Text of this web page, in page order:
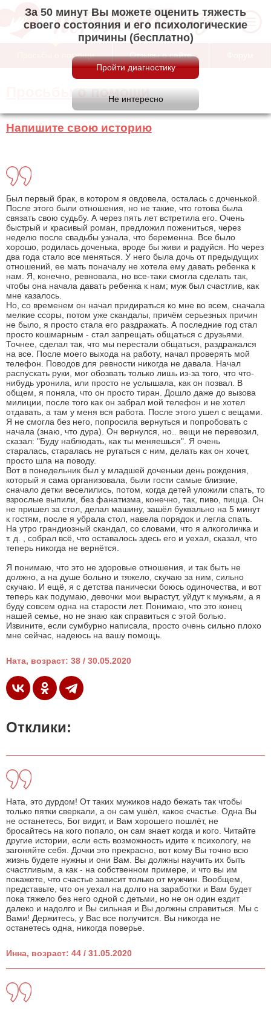
За 50 минут Вы можете оценить тяжесть
своего состояния и его психологические
причины (бесплатно)
Просьбы о помощи Отзывы о сайте
Просьбы о помощи
Напишите свою историю
Был первый брак, в котором я овдовела, осталась с доченькой.
После этого были отношения, но не такие, что готова была
связать свою судьбу. А через пять лет встретила его. Очень
быстрый и красивый роман, предложил пожениться, через
неделю после свадьбы узнала, что беременна. Все было
хорошо, родилась доченька, вроде бы живи и радуйся. Но через
два года стало все меняться. У него была дочь от предыдущих
отношений, ее мать поначалу не хотела ему давать ребенка к
нам. Я, конечно, ревновала, но все-таки смогла сделать так,
чтобы она начала давать ребенка к нам; муж был счастлив, как
мне казалось.
Но, со временем он начал придираться ко мне во всем, сначала
мелкие ссоры, потом уже скандалы, причём серьезных причин
не было, я просто стала его раздражать. А последние год стал
просто кошмарным - стал запрещать общаться с друзьями.
Точнее, сделал так, что мы перестали общаться, раздражался
на все. После моего выхода на работу, начал проверять мой
телефон. Поводов для ревности никогда не давала. Начал
распускать руки, мог обозвать только лишь из-за того, что что-
нибудь уронила, или просто не услышала, как он позвал. В
общем, я поняла, что он просто тиран. Дошло даже до вызова
милиции, после того как он забрал мой телефон и не хотел
отдавать, а там у меня вся работа. После этого ушел с вещами.
Я не смогла без него, попросила вернуться и попробовать с
начала (знаю, что дура). Он вернулся, но.. вещи не перевозил,
сказал: "Буду наблюдать, как ты меняешься". Я очень
старалась, старалась не ругаться с ним, делать как он хочет,
просто шла на поводу.
Вот в понедельник был у младшей доченьки день рождения,
который я сама организовала, были гости самые близкие,
сначало детки веселились, потом, когда детей уложили спать, то
взрослые выпили, без фанатизма, конечно, так, пиво, пицца. Он
не пришел за стол, делал машину, зашёл буквально на 5 минут
к гостям, после я убрала стол, навела порядок и легла спать.
На утро грандиозный скандал, со словами, что я алкоголичка и
т. д. , собрал всё, что оставалось здесь его и уехал, сказал, что
теперь никогда не вернётся.
Я понимаю, что это не здоровые отношения, и так быть не
должно, а на душе больно и тяжело, скучаю за ним, сильно
скучаю. И ещё, я с детства панически боюсь одиночества, и вот
теперь как подумаю, девочки мои вырастут, уйдут к мужьям, а я
буду совсем одна на старости лет. Понимаю, что это конец
нашей семье, но не знаю как справиться с этой болью.
Извините, если сумбурно написала, просто очень сильно плохо
мне сейчас, надеюсь на вашу помощь.
Ната, возраст: 38 / 30.05.2020
Отклики:
Ната, это дурдом! От таких мужиков надо бежать так чтобы
только пятки сверкали, а он сам ушёл, какое счастье. Одна Вы
не останетесь, Бог видит, и Вам хорошего пошлёт, не
бросайтесь на кого попало, он сам знает когда и кого. Читайте
другие истории, если есть возможность идите к психологу, не
загоняйте себя. Дочки это прекрасно, вот кому Вы точно всю
жизнь будете нужны и они Вам. Вы должны научить их быть
счастливым, а как - на собственном примере, и что вы им
покажете, что счастье зависит только от мужчин. Вообщем,
представьте, что он уехал на долго на заработки и Вам будет
пока тяжело без него одной с детьми, но не он один ездит
далеко и надолго и Вы сильная и Вы должны справиться. Мы с
Вами! Держитесь, у Вас все получится. Вы никогда не
останетесь одна, никогда поверье.
Инна, возраст: 44 / 31.05.2020